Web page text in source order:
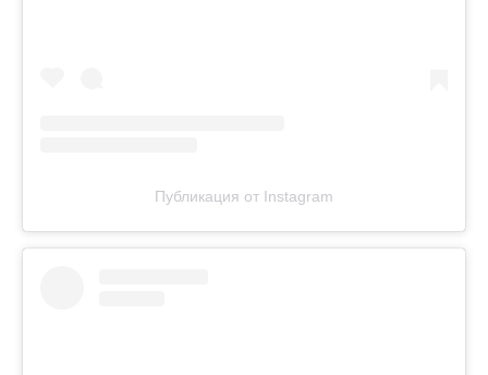
Публикация от Instagram